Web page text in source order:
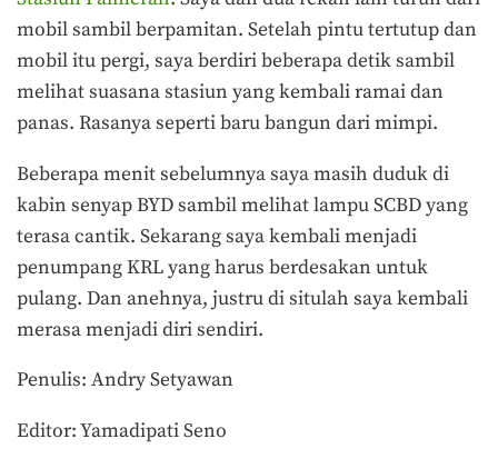
mobil sambil berpamitan. Setelah pintu tertutup dan
mobil itu pergi, saya berdiri beberapa detik sambil
melihat suasana stasiun yang kembali ramai dan
panas. Rasanya seperti baru bangun dari mimpi.
Beberapa menit sebelumnya saya masih duduk di
kabin senyap BYD sambil melihat lampu SCBD yang
terasa cantik. Sekarang saya kembali menjadi
penumpang KRL yang harus berdesakan untuk
pulang. Dan anehnya, justru di situlah saya kembali
merasa menjadi diri sendiri.
Penulis: Andry Setyawan
Editor: Yamadipati Seno